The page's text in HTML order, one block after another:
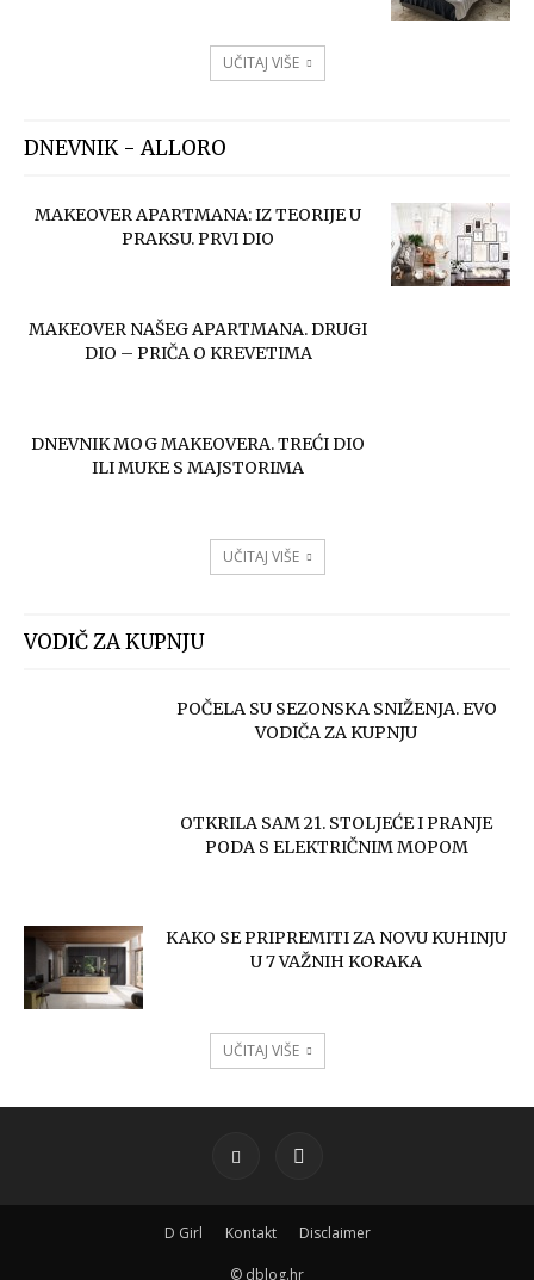
UČITAJ VIŠE
DNEVNIK - ALLORO
MAKEOVER APARTMANA: IZ TEORIJE U
PRAKSU. PRVI DIO
MAKEOVER NAŠEG APARTMANA. DRUGI
DIO – PRIČA O KREVETIMA
DNEVNIK MOG MAKEOVERA. TREĆI DIO
ILI MUKE S MAJSTORIMA
UČITAJ VIŠE
VODIČ ZA KUPNJU
POČELA SU SEZONSKA SNIŽENJA. EVO
VODIČA ZA KUPNJU
OTKRILA SAM 21. STOLJEĆE I PRANJE
PODA S ELEKTRIČNIM MOPOM
KAKO SE PRIPREMITI ZA NOVU KUHINJU
U 7 VAŽNIH KORAKA
UČITAJ VIŠE
D Girl Kontakt Disclaimer
© dblog.hr